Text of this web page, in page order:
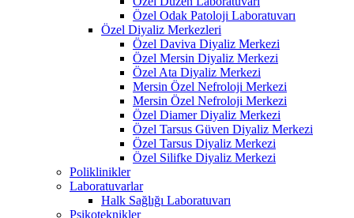
Özel Odak Patoloji Laboratuvarı
Özel Diyaliz Merkezleri
Özel Daviva Diyaliz Merkezi
Özel Mersin Diyaliz Merkezi
Özel Ata Diyaliz Merkezi
Mersin Özel Nefroloji Merkezi
Mersin Özel Nefroloji Merkezi
Özel Diamer Diyaliz Merkezi
Özel Tarsus Güven Diyaliz Merkezi
Özel Tarsus Diyaliz Merkezi
Özel Silifke Diyaliz Merkezi
Poliklinikler
Laboratuvarlar
Halk Sağlığı Laboratuvarı
Psikoteknikler